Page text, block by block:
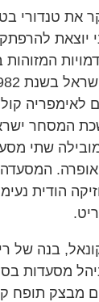
את טנדורי
יוצאת
המסחר
שתי
הודית
בנה של
מסעדות
מבצק תופח קל